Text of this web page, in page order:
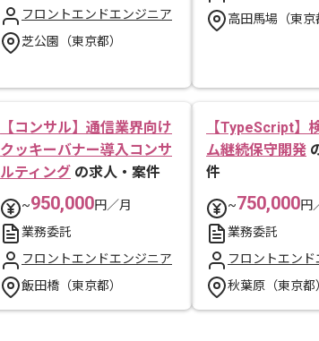
フロントエンドエンジニア
芝公園（東京都）
高田馬場（東京
【コンサル】通信業界向け
クッキーバナー導入コンサ
ルティング の求人・案件
~950,000円／月
業務委託
フロントエンドエンジニア
飯田橋（東京都）
【TypeScript】
ム継続保守開発
件
~750,000円
業務委託
フロントエン
秋葉原（東京都